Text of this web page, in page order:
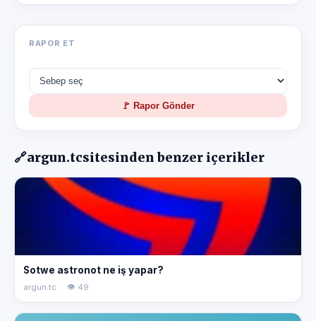
RAPOR ET
🚩 Rapor Gönder
🔗argun.tcsitesinden benzer içerikler
Sotwe astronot ne iş yapar?
argun.tc · 👁 49